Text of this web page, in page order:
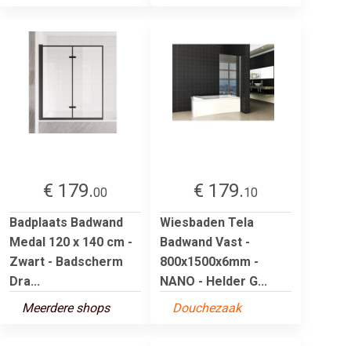
€ 179.00
Badplaats Badwand
Medal 120 x 140 cm -
Zwart - Badscherm
Dra...
Meerdere shops
€ 179.10
Wiesbaden Tela
Badwand Vast -
800x1500x6mm -
NANO - Helder G...
Douchezaak